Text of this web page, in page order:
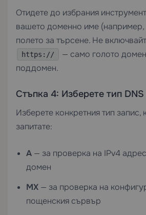
Отидете до избрания
вашето доменно име (например,
полето за търсене. Не
https://
— само голото
поддомен.
Стъпка 4: Изберете тип DNS
Изберете конкретния тип запис,
запитате:
A — за проверка на IPv4
домен
MX — за проверка на
пощенския сървър